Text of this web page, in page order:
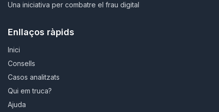
Una iniciativa per combatre el frau digital
Enllaços ràpids
Inici
Consells
Casos analitzats
Qui em truca?
Ajuda